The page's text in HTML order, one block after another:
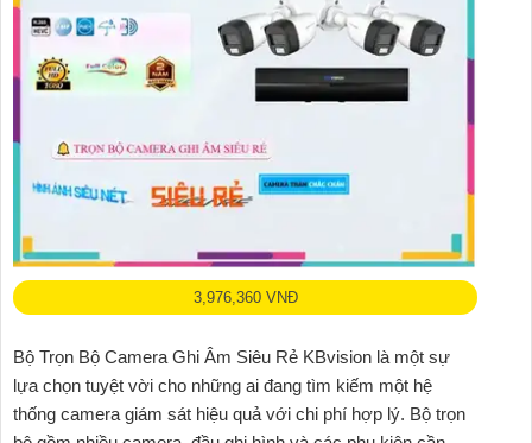
3,976,360 VNĐ
Bộ Trọn Bộ Camera Ghi Âm Siêu Rẻ KBvision là một sự
lựa chọn tuyệt vời cho những ai đang tìm kiếm một hệ
thống camera giám sát hiệu quả với chi phí hợp lý. Bộ trọn